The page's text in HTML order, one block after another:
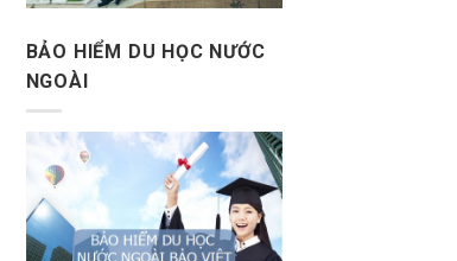
BẢO HIỂM DU HỌC NƯỚC
NGOÀI